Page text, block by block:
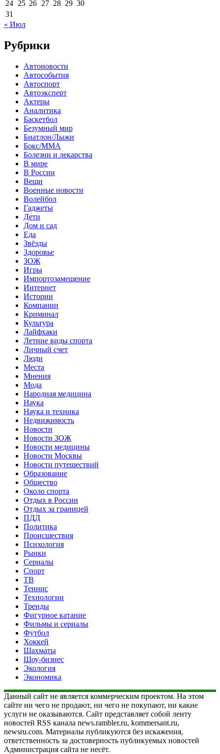
24 25 26 27 28 29 30
31
« Июл
Рубрики
Автоновости
Автособытия
Автоспорт
Автоэксперт
Актеры
Аналитика
Баскетбол
Безумный мир
Биатлон/Лыжи
Бокс/MMA
Болезни и лекарства
В мире
В России
Вещи
Военные новости
Волейбол
Гаджеты
Дети
Дом и сад
Еда
Звёзды
Здоровье
ЗОЖ
Игры
Импортозамещение
Интернет
Истории
Компании
Криминал
Культура
Лайфхаки
Летние виды спорта
Личный счет
Люди
Места
Мнения
Мода
Народная медицина
Наука
Наука и техника
Недвижимость
Новости
Новости ЗОЖ
Новости медицины
Новости Москвы
Новости путешествий
Образование
Общество
Около спорта
Отдых в России
Отдых за границей
ПДД
Политика
Происшествия
Психология
Рынки
Сериалы
Спорт
ТВ
Теннис
Технологии
Тренды
Фигурное катание
Фильмы и сериалы
Футбол
Хоккей
Шахматы
Шоу-бизнес
Экология
Экономика
Данный сайт не является коммерческим проектом. На этом
сайте ни чего не продают, ни чего не покупают, ни какие
услуги не оказываются. Сайт представляет собой ленту
новостей RSS канала news.rambler.ru, kommersant.ru,
newsru.com. Материалы публикуются без искажения,
ответственность за достоверность публикуемых новостей
Администрация сайта не несёт.